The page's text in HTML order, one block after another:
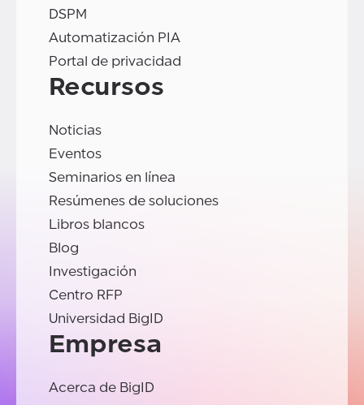
DSPM
Automatización PIA
Portal de privacidad
Recursos
Noticias
Eventos
Seminarios en línea
Resúmenes de soluciones
Libros blancos
Blog
Investigación
Centro RFP
Universidad BigID
Empresa
Acerca de BigID